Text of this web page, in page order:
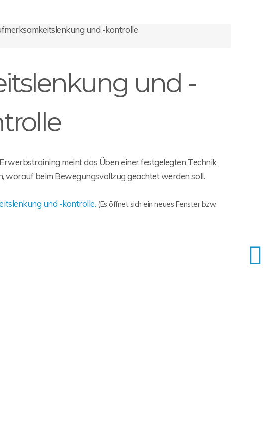
und -kontrolle
und -
meint das Üben einer festgelegten Technik
worauf beim Bewegungsvollzug geachtet werden soll.
und -kontrolle. (Es öffnet sich ein neues Fenster bzw.